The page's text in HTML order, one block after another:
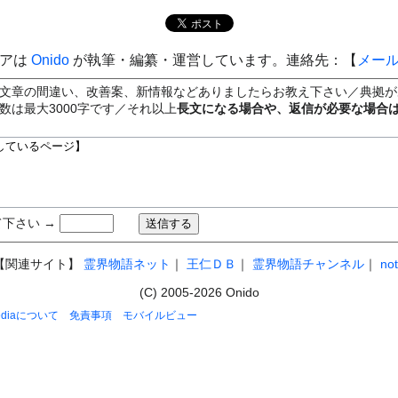
は Onidoが執筆・編纂・運営しています。連絡先：【 メー
章の間違い、改善案、新情報などありましたらお教え下さい／典拠
は最大3000字です／それ以上長文になる場合や、返信が必要な場合
下さい →
【関連サイト】 霊界物語ネット ｜ 王仁ＤＢ ｜ 霊界物語チャンネル ｜
(C) 2005-2026 Onido
について 免責事項 モバイルビュー